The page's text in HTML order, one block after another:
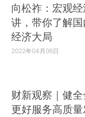
向松祚：宏观
讲，带你了解
经济大局
2022年04月06日
财新观察｜健
更好服务高质